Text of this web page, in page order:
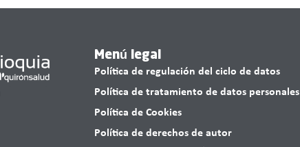
Menú legal
Política de regulación del ciclo de datos
Política de tratamiento de datos personales
Política de Cookies
Política de derechos de autor